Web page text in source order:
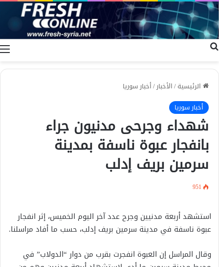
الرئيسية/الأخبار/أخبار سوريا
أخبار سوريا
شهداء وجرحى مدنيون جراء
بانفجار عبوة ناسفة بمدينة
سرمين بريف إدلب
951
استشهد أربعة مدنيين وجرح عدد آخر اليوم الخميس، إثر انفجار
عبوة ناسفة في مدينة سرمين بريف إدلب، حسب ما أفاد مراسلنا.
وقال المراسل إن العبوة انفجرت بقرب من دوار “الدولاب” في